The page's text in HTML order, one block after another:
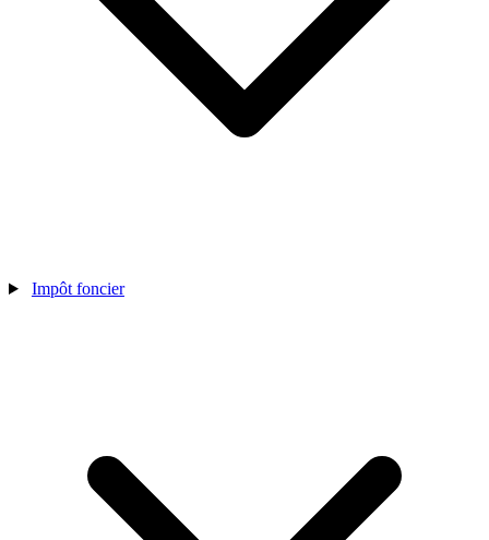
Impôt foncier